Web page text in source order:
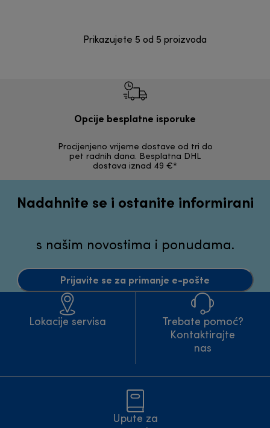
Prikazujete 5 od 5 proizvoda
Opcije besplatne isporuke
Procijenjeno vrijeme dostave od tri do
pet radnih dana. Besplatna DHL
dostava iznad 49 €*
Nadahnite se i ostanite informirani
s našim novostima i ponudama.
Prijavite se za primanje e-pošte
Lokacije servisa
Trebate pomoć?
Kontaktirajte
nas
Upute za